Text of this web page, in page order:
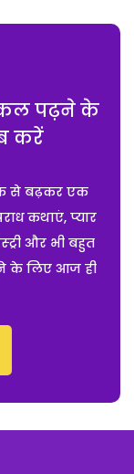
पढ़ने के
करें
से बढ़कर एक
कथाएं, प्यार
और भी बहुत
के लिए आज ही